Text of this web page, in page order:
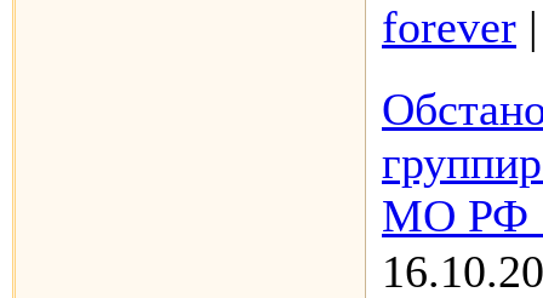
forever
МО РФ